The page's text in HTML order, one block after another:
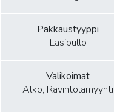
Pakkaustyyppi
Lasipullo
Valikoimat
Alko, Ravintolamyynti